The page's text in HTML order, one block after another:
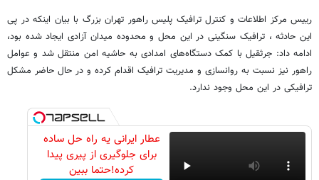
رییس مرکز اطلاعات و کنترل ترافیک پلیس راهور تهران بزرگ با بیان اینکه در پی
این حادثه ، ترافیک سنگینی در این محل و محدوده میدان آزادی ایجاد شده بود،
ادامه داد: جرثقیل با کمک دستگاه‌های امدادی به حاشیه امن منتقل شد و عوامل
راهور نیز نسبت به روانسازی و مدیریت ترافیک اقدام کرده و در حال حاضر مشکل
ترافیکی در این محل وجود ندارد.
عطار ایرانی یه راه حل ساده
برای جلوگیری از پیری پیدا
کرده!حتما ببین